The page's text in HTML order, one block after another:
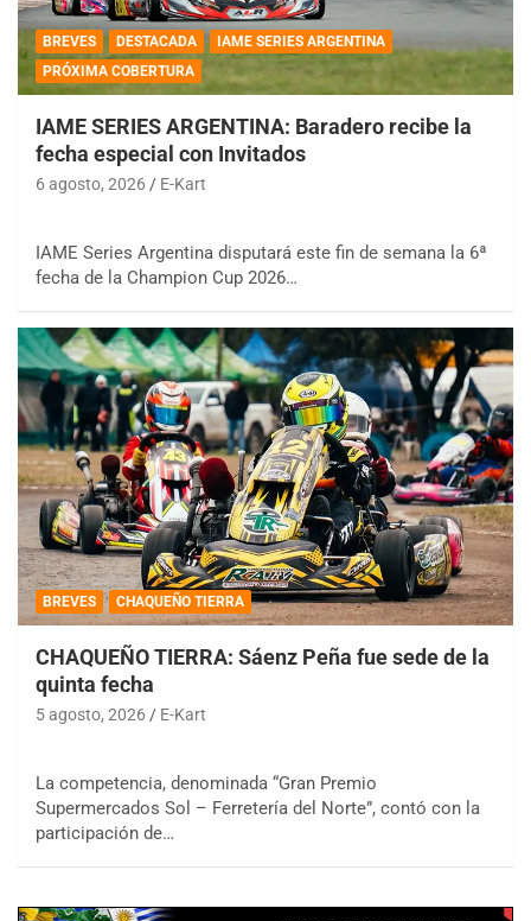
BREVES DESTACADA
IAME SERIES ARGENTINA
PRÓXIMA COBERTURA
IAME SERIES ARGENTINA: Baradero recibe la
fecha especial con Invitados
6 agosto, 2026 E-Kart
IAME Series Argentina disputará este fin de semana la 6ª
fecha de la Champion Cup 2026…
BREVES CHAQUEÑO TIERRA
CHAQUEÑO TIERRA: Sáenz Peña fue sede de la
quinta fecha
5 agosto, 2026 E-Kart
La competencia, denominada “Gran Premio
Supermercados Sol – Ferretería del Norte”, contó con la
participación de…